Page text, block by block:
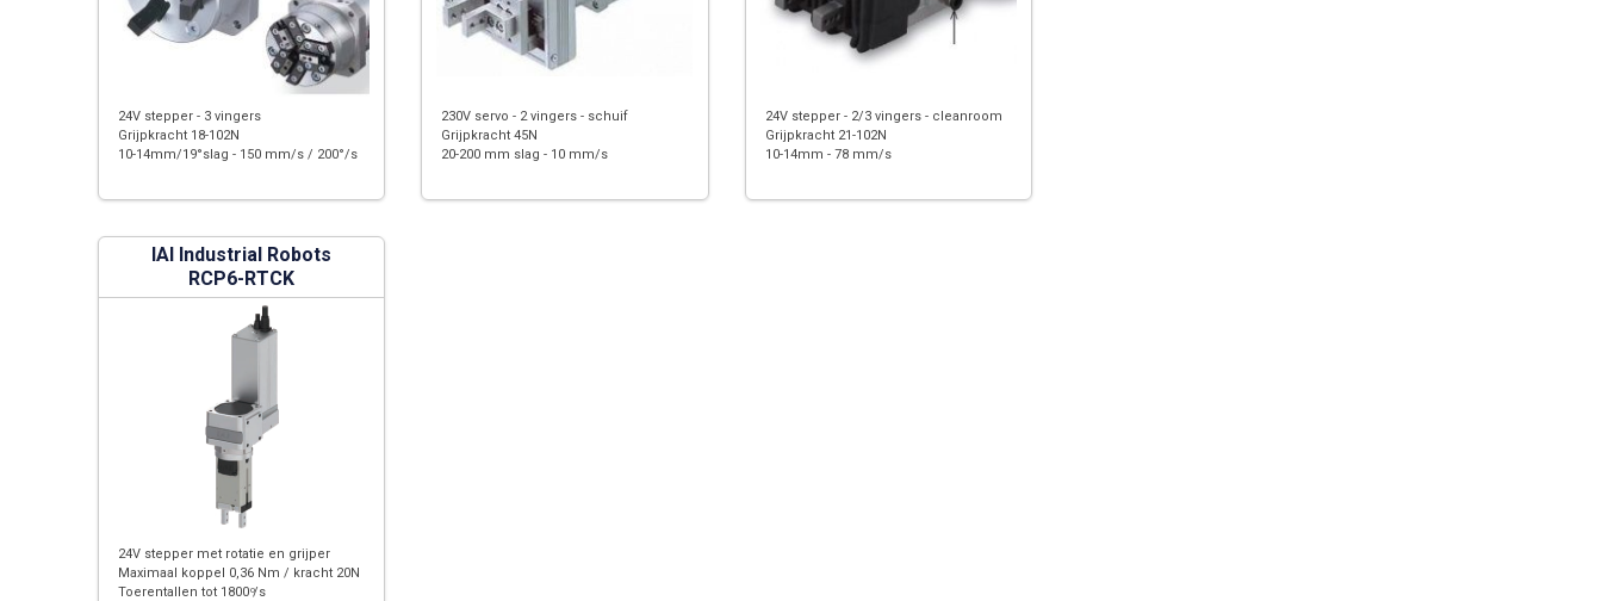
24V stepper - 3 vingers
Grijpkracht 18-102N
10-14mm/19°slag - 150 mm/s / 200°/s
230V servo - 2 vingers - schuif
Grijpkracht 45N
20-200 mm slag - 10 mm/s
24V stepper - 2/3 vingers - cleanroom
Grijpkracht 21-102N
10-14mm - 78 mm/s
IAI Industrial Robots
RCP6-RTCK
24V stepper met rotatie en grijper
Maximaal koppel 0,36 Nm / kracht 20N
Toerentallen tot 1800 ͦ/s